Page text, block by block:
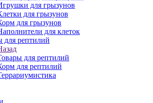
для грызунов
для грызунов
для грызунов
для клеток
для рептилий
для рептилий
для рептилий